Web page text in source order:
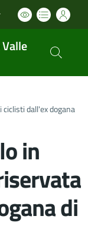
attiva:
ciclisti dall'ex dogana
in
di